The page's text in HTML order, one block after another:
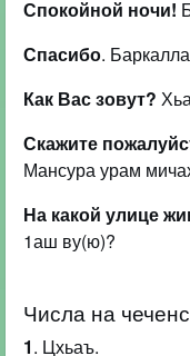
Спокойной ночи!
Спасибо.
Как Вас зовут?
Скажите
Мансура урам
На какой улице
1аш ву(ю)?
Числа на
1. Цхьаъ.